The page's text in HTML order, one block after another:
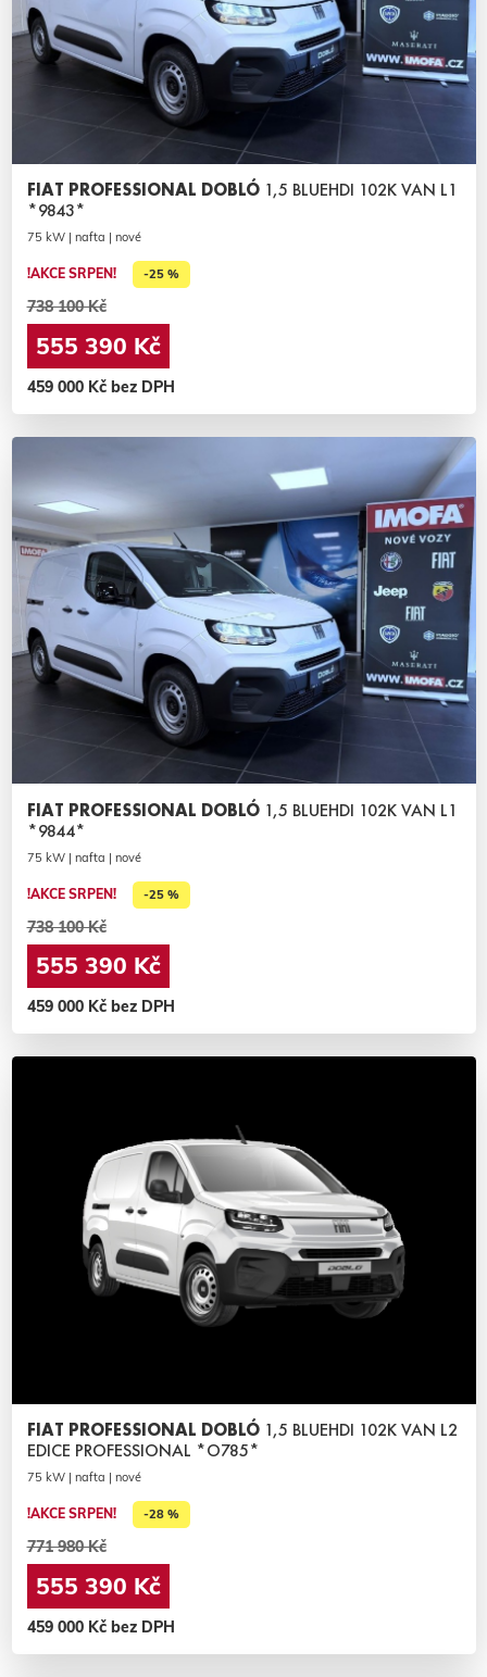
FIAT PROFESSIONAL DOBLÓ 1,5 BLUEHDI 102K VAN L1
*9843*
75 kW | nafta | nové
!AKCE SRPEN! -25 %
738 100 Kč
555 390 Kč
459 000 Kč bez DPH
FIAT PROFESSIONAL DOBLÓ 1,5 BLUEHDI 102K VAN L1
*9844*
75 kW | nafta | nové
!AKCE SRPEN! -25 %
738 100 Kč
555 390 Kč
459 000 Kč bez DPH
FIAT PROFESSIONAL DOBLÓ 1,5 BLUEHDI 102K VAN L2
EDICE PROFESSIONAL *O785*
75 kW | nafta | nové
!AKCE SRPEN! -28 %
771 980 Kč
555 390 Kč
459 000 Kč bez DPH